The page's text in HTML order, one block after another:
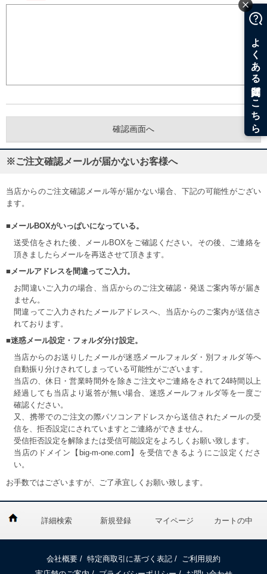
※ご注文確認メールが届かないお客様へ
当店からのご注文確認メール等が届かない場合、下記の可能性がござい
ます。
■メールBOXがいっぱいになっている。
送受信をされた後、メールBOXをご確認ください。その後、ご連絡を
頂きましたらメールを再送させて頂きます。
■メールアドレスを間違ってご入力。
お間違いご入力の場合、当店からのご注文確認・発送ご案内等が届き
ません。
間違ってご入力されたメールアドレスへ、当店からのご案内が送信さ
れております。
■迷惑メール設定・フォルダ分け設定。
当店からのお送りしたメールが迷惑メールフォルダ・別フォルダ等へ
自動振り分けされてしまっている可能性がございます。
当店の、休日・営業時間外を除きご注文やご連絡をされて24時間以上
経過しても当店より返答が無い場合、迷惑メールフォルダ等を一度ご
確認ください。
又、携帯でのご注文の際パソコンアドレスから送信されたメールの受
信を、拒否設定にされていますとご連絡ができません。
受信拒否設定を解除または受信可能設定をよろしくお願い致します。
当店のドメイン【big-m-one.com】を受信できるようにご設定くださ
い。
お手数ではございますが、ご了承宜しくお願い致します。
詳細検索 新規登録 マイページ カートの中
会社概要 / 特定商取引に基づく表記 /
ご利用規約